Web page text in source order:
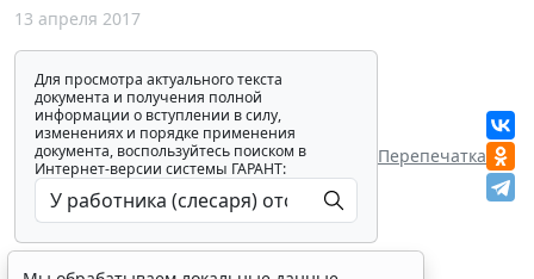
13 апреля 2017
Для просмотра актуального текста
документа и получения полной
информации о вступлении в силу,
изменениях и порядке применения
документа, воспользуйтесь поиском в
Интернет-версии системы ГАРАНТ:
Перепечатка